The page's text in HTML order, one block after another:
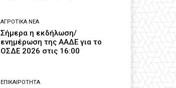
ΑΓΡΟΤΙΚΆ ΝΈΑ
Σήμερα η εκδήλωση/
ενημέρωση της ΑΑΔΕ για το
ΟΣΔΕ 2026 στις 16:00
ΕΠΙΚΑΙΡΌΤΗΤΑ